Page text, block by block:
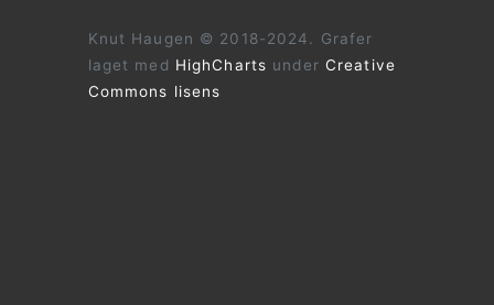
Knut Haugen © 2018-2024. Grafer
laget med HighCharts under Creative
Commons lisens